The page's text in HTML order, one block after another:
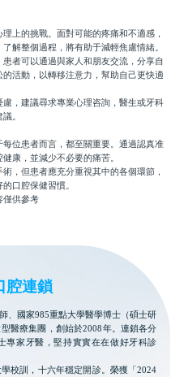
的挑戰。面對可能的疼痛和不適感，
解整個過程，將有助于減輕焦慮情緒。
者可以通過與家人和朋友交流，分享自
活動，以轉移注意力，幫助自己更快適
，建議尋求專業心理咨詢，醫生或牙科
。
位患者而言，都至關重要。通過認真准
康，並減少不必要的痛苦。
但患者應充分重視其中的各個環節，
口腔保健習慣。
供參考
腔連鎖
、國家985重點大學醫學博士（碩士研
醫療集團，創始於2008年。連鎖各分
專家牙醫，堅持實實在在做好牙科診
校訓，十六年穩定開診。榮獲「2024